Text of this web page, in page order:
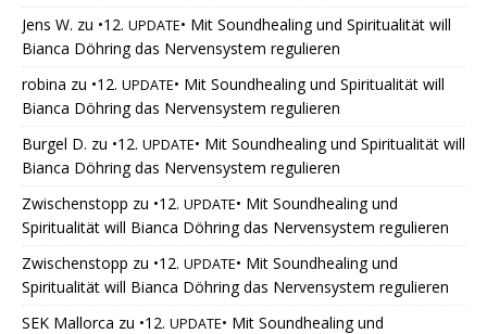
Jens W. zu •12. UPDATE• Mit Soundhealing und Spiritualität will
Bianca Döhring das Nervensystem regulieren
robina zu •12. UPDATE• Mit Soundhealing und Spiritualität will
Bianca Döhring das Nervensystem regulieren
Burgel D. zu •12. UPDATE• Mit Soundhealing und Spiritualität will
Bianca Döhring das Nervensystem regulieren
Zwischenstopp zu •12. UPDATE• Mit Soundhealing und
Spiritualität will Bianca Döhring das Nervensystem regulieren
Zwischenstopp zu •12. UPDATE• Mit Soundhealing und
Spiritualität will Bianca Döhring das Nervensystem regulieren
SEK Mallorca zu •12. UPDATE• Mit Soundhealing und